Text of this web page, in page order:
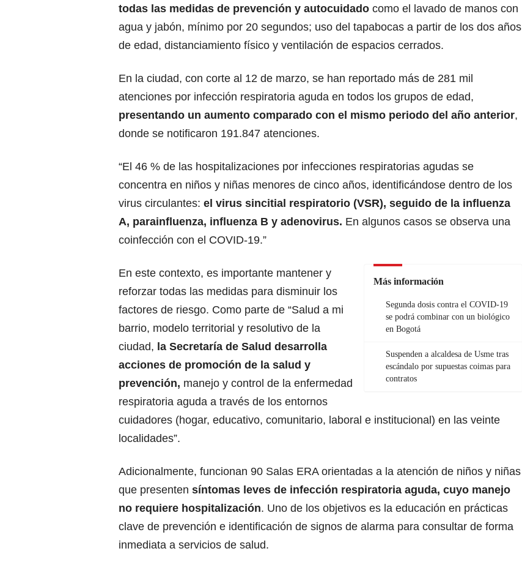
todas las medidas de prevención y autocuidado como el lavado de manos con
agua y jabón, mínimo por 20 segundos; uso del tapabocas a partir de los dos años
de edad, distanciamiento físico y ventilación de espacios cerrados.
En la ciudad, con corte al 12 de marzo, se han reportado más de 281 mil
atenciones por infección respiratoria aguda en todos los grupos de edad,
presentando un aumento comparado con el mismo periodo del año anterior,
donde se notificaron 191.847 atenciones.
“El 46 % de las hospitalizaciones por infecciones respiratorias agudas se
concentra en niños y niñas menores de cinco años, identificándose dentro de los
virus circulantes: el virus sincitial respiratorio (VSR), seguido de la influenza
A, parainfluenza, influenza B y adenovirus. En algunos casos se observa una
coinfección con el COVID-19.”
Más información
Segunda dosis contra el COVID-19
se podrá combinar con un biológico
en Bogotá
Suspenden a alcaldesa de Usme tras
escándalo por supuestas coimas para
contratos
En este contexto, es importante mantener y
reforzar todas las medidas para disminuir los
factores de riesgo. Como parte de “Salud a mi
barrio, modelo territorial y resolutivo de la
ciudad, la Secretaría de Salud desarrolla
acciones de promoción de la salud y
prevención, manejo y control de la enfermedad
respiratoria aguda a través de los entornos
cuidadores (hogar, educativo, comunitario, laboral e institucional) en las veinte
localidades”.
Adicionalmente, funcionan 90 Salas ERA orientadas a la atención de niños y niñas
que presenten síntomas leves de infección respiratoria aguda, cuyo manejo
no requiere hospitalización. Uno de los objetivos es la educación en prácticas
clave de prevención e identificación de signos de alarma para consultar de forma
inmediata a servicios de salud.